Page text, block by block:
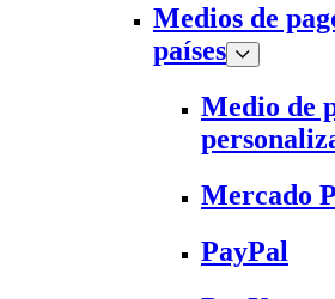
Medios de
países
Medio de
Mercado
PayPal